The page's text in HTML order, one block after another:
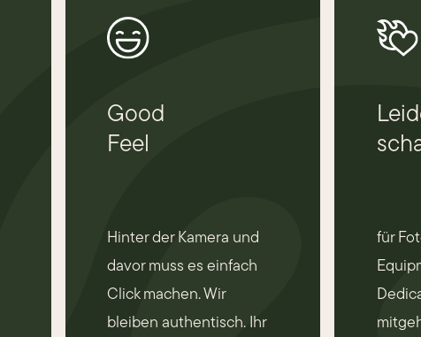
Good
Feel
Hinter der Kamera und
davor muss es einfach
Click machen. Wir
bleiben authentisch. Ihr
für